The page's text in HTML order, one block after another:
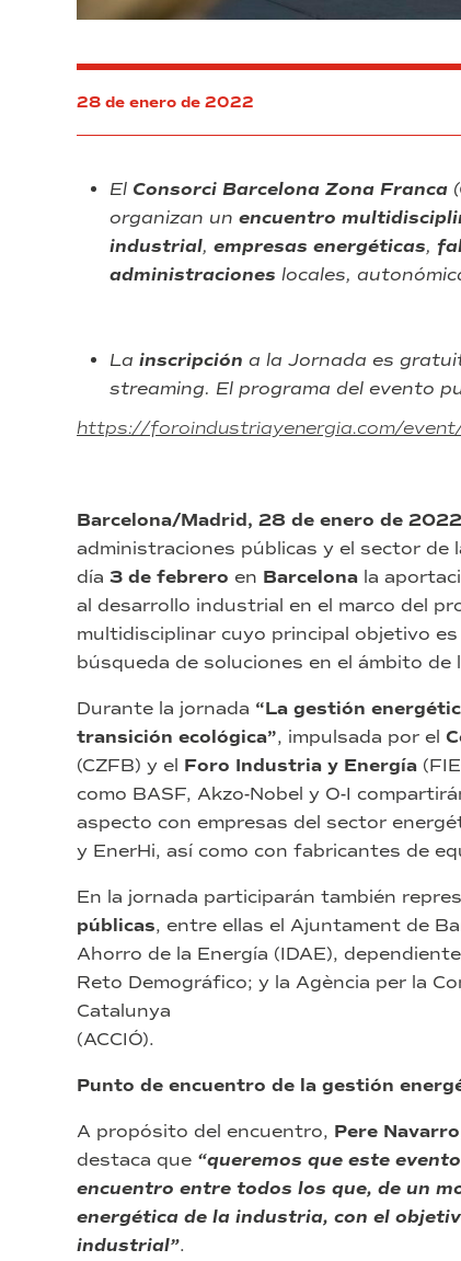
28 de enero de 2022
El Consorci Barcelona Zona Franca
organizan un encuentro
industrial, empresas energéticas,
administraciones locales,
La inscripción a la Jornada es
streaming. El programa del evento
https://foroindustriayenergia.com/
Barcelona/Madrid, 28 de enero de
administraciones públicas y el sector de
día 3 de febrero en Barcelona la
al desarrollo industrial en el marco del
multidisciplinar cuyo principal objetivo
búsqueda de soluciones en el ámbito
Durante la jornada “La gestión
transición ecológica”, impulsada por el
(CZFB) y el Foro Industria y Energía
como BASF, Akzo-Nobel y O-I
aspecto con empresas del sector
y EnerHi, así como con fabricantes de
En la jornada participarán también
públicas, entre ellas el Ajuntament de
Ahorro de la Energía (IDAE),
Reto Demográfico; y la Agència per la
Catalunya
(ACCIÓ).
Punto de encuentro de la gestión
A propósito del encuentro, Pere Navarro
destaca que “queremos que este
encuentro entre todos los que, de un
energética de la industria, con el
industrial”.